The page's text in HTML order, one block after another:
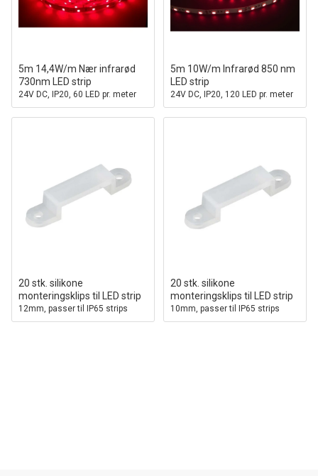
5m 14,4W/m Nær infrarød
730nm LED strip
24V DC, IP20, 60 LED pr. meter
5m 10W/m Infrarød 850 nm
LED strip
24V DC, IP20, 120 LED pr. meter
20 stk. silikone
monteringsklips til LED strip
12mm, passer til IP65 strips
20 stk. silikone
monteringsklips til LED strip
10mm, passer til IP65 strips